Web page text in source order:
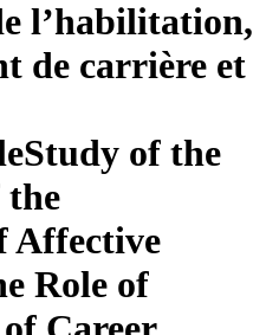
l’habilitation,
de carrière et
Study of the
the
Affective
Role of